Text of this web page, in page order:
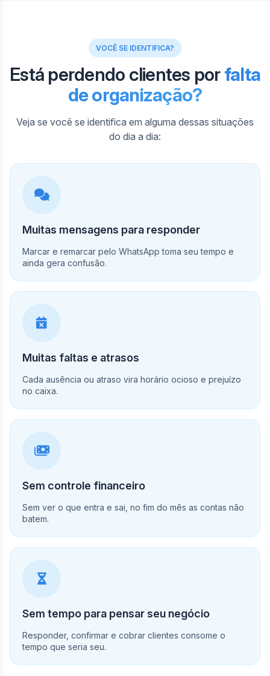
VOCÊ SE IDENTIFICA?
Está perdendo clientes porfalta
de organização?
Veja se você se identifica em alguma dessas situações
do dia a dia:
Muitas mensagens para responder
Marcar e remarcar pelo WhatsApp toma seu tempo e
ainda gera confusão.
Muitas faltas e atrasos
Cada ausência ou atraso vira horário ocioso e prejuízo
no caixa.
Sem controle financeiro
Sem ver o que entra e sai, no fim do mês as contas não
batem.
Sem tempo para pensar seu negócio
Responder, confirmar e cobrar clientes consome o
tempo que seria seu.